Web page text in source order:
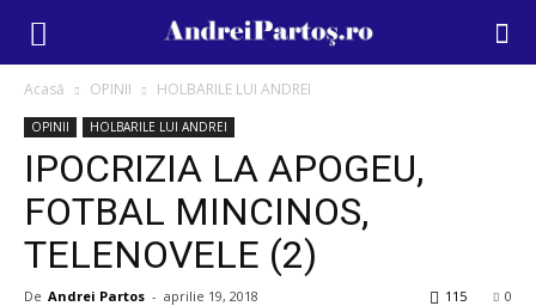
Acasă OPINII HOLBARILE LUI ANDREI
OPINII HOLBARILE LUI ANDREI
IPOCRIZIA LA APOGEU,
FOTBAL MINCINOS,
TELENOVELE (2)
De Andrei Partos - aprilie 19, 2018 0
115